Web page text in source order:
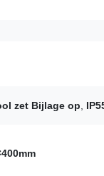
zet Bijlage op